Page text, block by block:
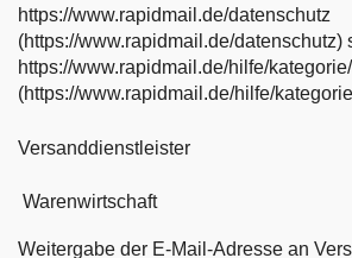
https://www.rapidmail.de/datenschutz
(https://www.rapidmail.de/datenschutz)
https://www.rapidmail.de/hilfe/
(https://www.rapidmail.de/hilfe/
Versanddienstleister
Warenwirtschaft
Weitergabe der E-Mail-Adresse an